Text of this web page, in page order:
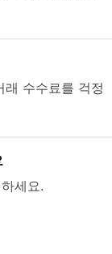
수수료를 걱정
세요.